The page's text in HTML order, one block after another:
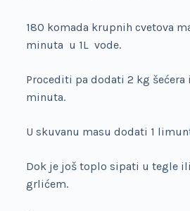
180 komada krupnih cvetova
minuta u 1L vode.
Procediti pa dodati 2 kg
minuta.
U skuvanu masu dodati 1
Dok je još toplo sipati u tegle
grlićem.